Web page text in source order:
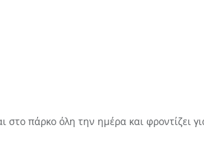
στο πάρκο όλη την ημέρα και φροντίζει